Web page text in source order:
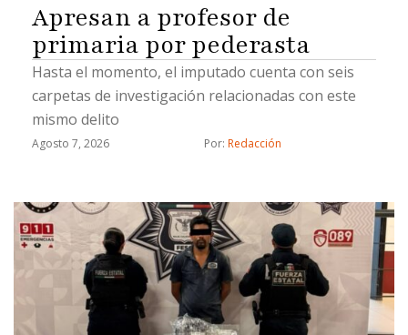
Apresan a profesor de
primaria por pederasta
Hasta el momento, el imputado cuenta con seis
carpetas de investigación relacionadas con este
mismo delito
Agosto 7, 2026 Por: Redacción